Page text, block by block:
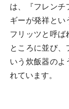
は、『フレンチ
ギーが発祥とい
フリッツと呼ば
ところに並び
いう炊飯器のよ
れています。